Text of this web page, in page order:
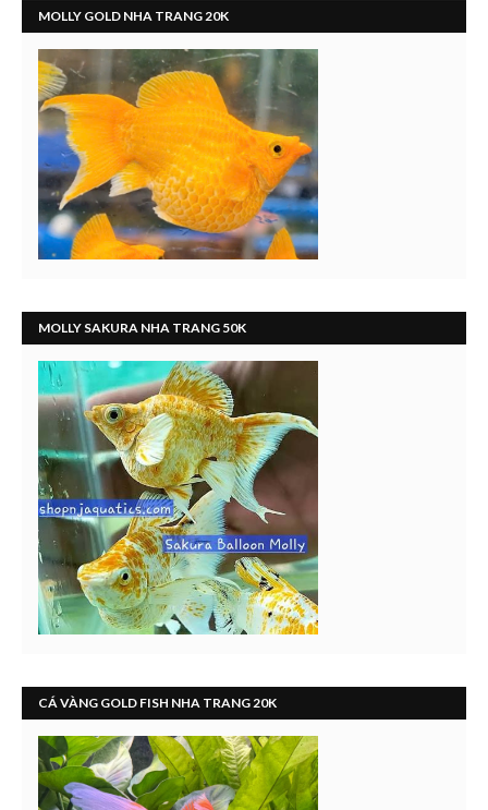
MOLLY GOLD NHA TRANG 20K
MOLLY SAKURA NHA TRANG 50K
CÁ VÀNG GOLD FISH NHA TRANG 20K